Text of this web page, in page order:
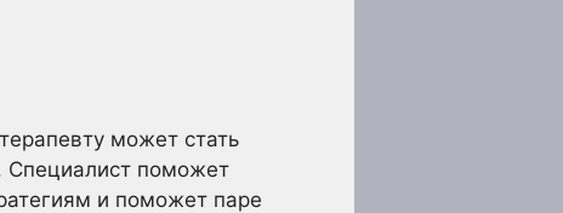
может стать
Специалист поможет
и поможет паре